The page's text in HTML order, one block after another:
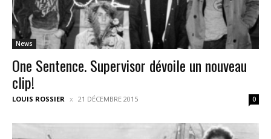
News
One Sentence. Supervisor dévoile un nouveau
clip!
LOUIS ROSSIER 21 DÉCEMBRE 2015 0